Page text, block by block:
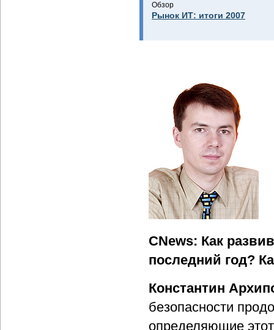
Обзор
Рынок ИТ: итоги 2007
CNews: Как
последний год?
Константин
безопасности
определяющие